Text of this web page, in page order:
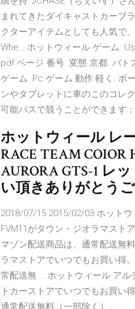
まれてきたダイキャストカーブ
クターアイテムとしても人気で
Whe… ホットウィール ゲーム.
pdf ページ 番号. 変態 京都. バト
ゲーム. Pc ゲーム 動作 軽く. ボ
ンやタブレットに車のこのコレ
可能パスで競うことができます
ホットウィール レ
RACE TEAM COIOR
AURORA GTS-1 レ
い頂きありがとう
2018/07/15 2015/02/03 ホット
FVM11がタウン・ジオラマスト
マゾン配送商品は、通常配送無
ラマストアでいつでもお買い得
常配送無 … ホットウィール アル
トカーストアでいつでもお買い
通常配送無料（一部除く）。